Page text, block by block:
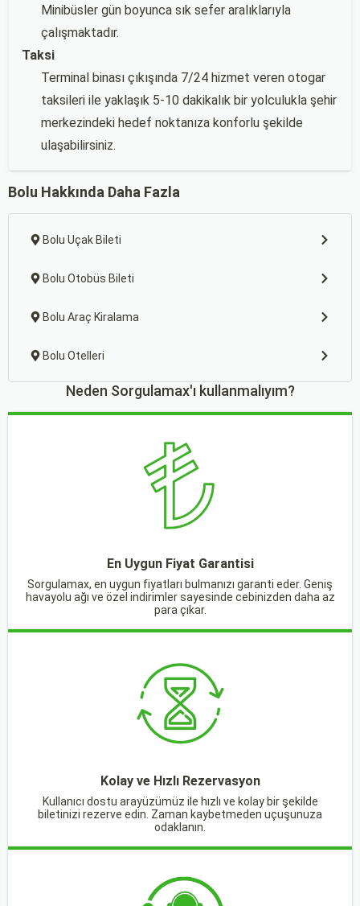
Minibüsler gün boyunca sık sefer aralıklarıyla
çalışmaktadır.
Taksi
Terminal binası çıkışında 7/24 hizmet veren otogar
taksileri ile yaklaşık 5-10 dakikalık bir yolculukla şehir
merkezindeki hedef noktanıza konforlu şekilde
ulaşabilirsiniz.
Bolu Hakkında Daha Fazla
Bolu Uçak Bileti
Bolu Otobüs Bileti
Bolu Araç Kiralama
Bolu Otelleri
Neden Sorgulamax'ı kullanmalıyım?
En Uygun Fiyat Garantisi
Sorgulamax, en uygun fiyatları bulmanızı garanti eder. Geniş
havayolu ağı ve özel indirimler sayesinde cebinizden daha az
para çıkar.
Kolay ve Hızlı Rezervasyon
Kullanıcı dostu arayüzümüz ile hızlı ve kolay bir şekilde
biletinizi rezerve edin. Zaman kaybetmeden uçuşunuza
odaklanın.